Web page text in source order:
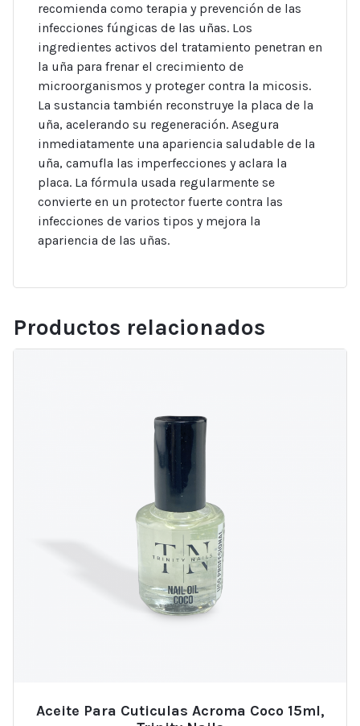
recomienda como terapia y prevención de las
infecciones fúngicas de las uñas. Los
ingredientes activos del tratamiento penetran en
la uña para frenar el crecimiento de
microorganismos y proteger contra la micosis.
La sustancia también reconstruye la placa de la
uña, acelerando su regeneración. Asegura
inmediatamente una apariencia saludable de la
uña, camufla las imperfecciones y aclara la
placa. La fórmula usada regularmente se
convierte en un protector fuerte contra las
infecciones de varios tipos y mejora la
apariencia de las uñas.
Productos relacionados
Aceite Para Cuticulas Acroma Coco 15ml,